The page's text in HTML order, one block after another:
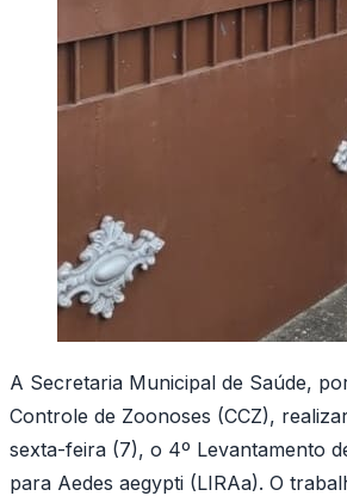
A Secretaria Municipal de Saúde,
Controle de Zoonoses (CCZ),
sexta-feira (7), o 4º Levantamento
para Aedes aegypti (LIRAa). O